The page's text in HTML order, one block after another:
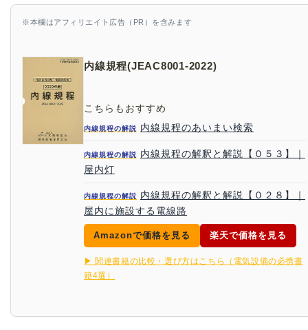
※本欄はアフィリエイト広告（PR）を含みます
内線規程(JEAC8001-2022)
こちらもおすすめ
内線規程の解説 内線規程のあいまい検索
内線規程の解説
内線規程の解釈と解説【０５３】｜
屋内灯
内線規程の解説 内線規程の解釈と解説【０２８】｜
屋内に施設する電線路
Amazonで価格を見る 楽天で価格を見る
▶ 関連書籍の比較・選び方はこちら（電気設備の必携書
籍4選）